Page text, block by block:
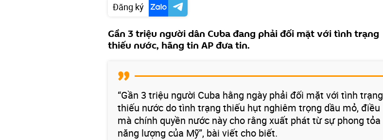
Đăng ký
Gần 3 triệu người dân Cuba đang phải đối mặt với tình trạng
thiếu nước, hãng tin AP đưa tin.
“Gần 3 triệu người Cuba hằng ngày phải đối mặt với tình trạng
thiếu nước do tình trạng thiếu hụt nghiêm trọng dầu mỏ, điều
mà chính quyền nước này cho rằng xuất phát từ sự phong tỏa
năng lượng của Mỹ”, bài viết cho biết.